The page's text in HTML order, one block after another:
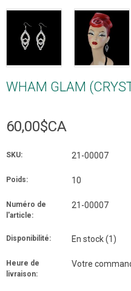
WHAM GLAM
60,00$CA
SKU: 21-00007
Poids: 10
Numéro de
l'article:
21-00007
Disponibilité: En stock(1)
Heure de
livraison:
Votre